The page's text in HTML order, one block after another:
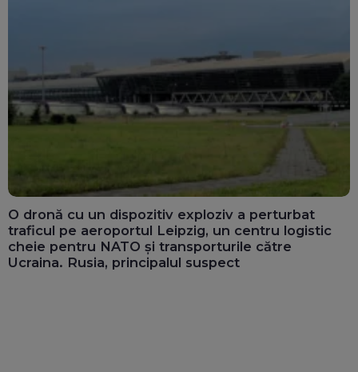
O dronă cu un dispozitiv exploziv a perturbat
traficul pe aeroportul Leipzig, un centru logistic
cheie pentru NATO și transporturile către
Ucraina. Rusia, principalul suspect